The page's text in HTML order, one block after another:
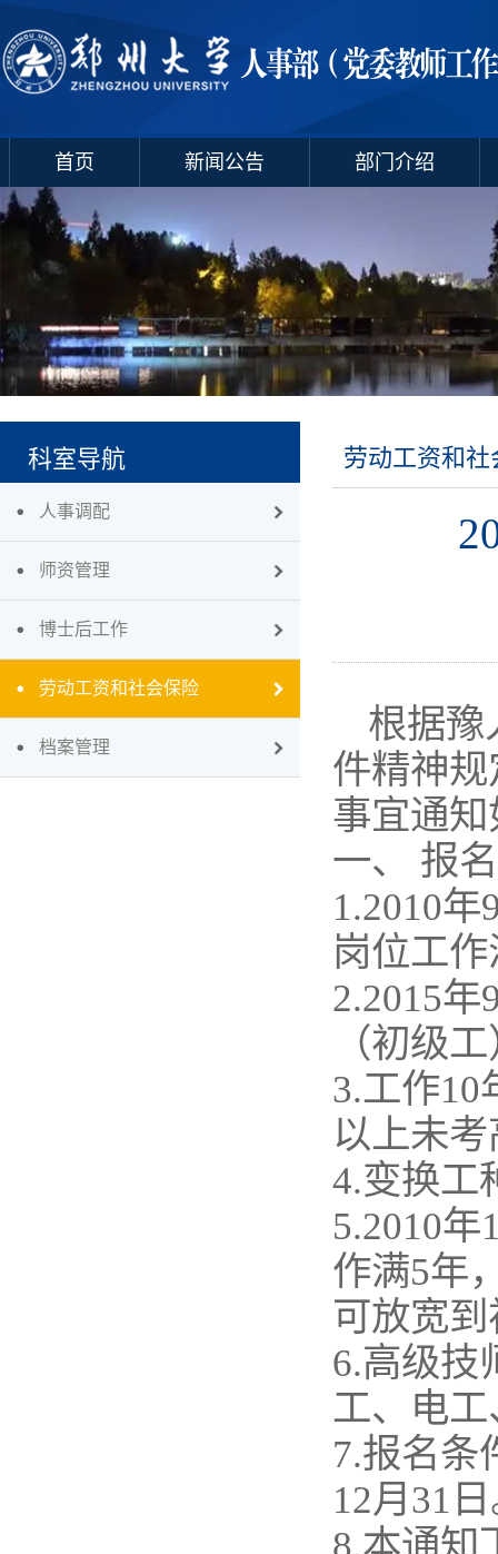
首页 新闻公告 部门介绍
科室导航
人事调配
师资管理
博士后工作
劳动工资和社会保险
档案管理
劳动工资和社
根据豫
件精神
事宜通
一、 报
1.2010
岗位工
2.2015
（初级
3.工作10
以上未
4.变换工
5.2010
作满5年
可放宽
6.高级技
工、电
7.报名条
12月31
8.本通知